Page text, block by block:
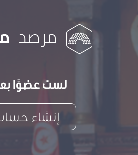
لست عضوًا بعد?
إنشاء حساب